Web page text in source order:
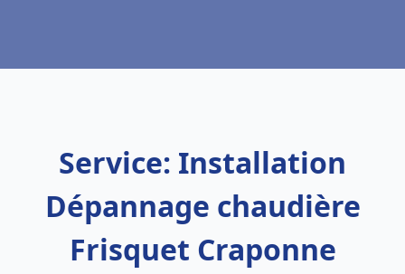
Service: Installation
Dépannage chaudière
Frisquet Craponne